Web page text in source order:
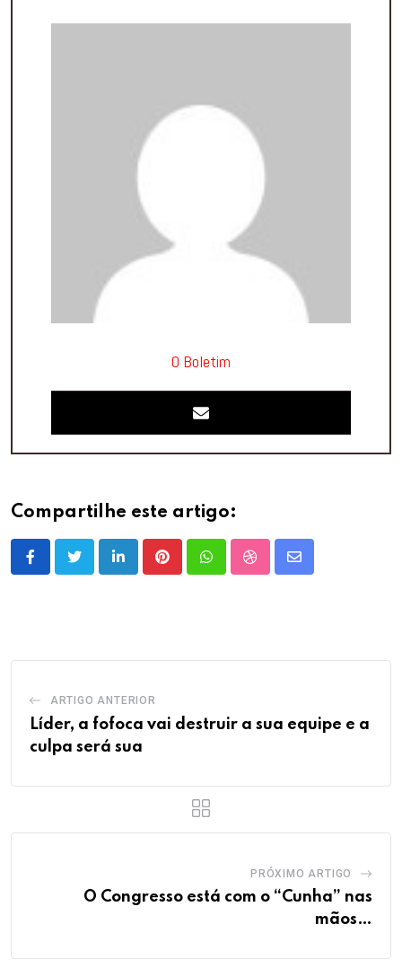
O Boletim
Compartilhe este artigo:
LinkedInPinterestWhatsappStumbleUpon
Share
ARTIGO ANTERIOR
Líder, a fofoca vai destruir a sua equipe e a
culpa será sua
PRÓXIMO ARTIGO
O Congresso está com o “Cunha” nas
mãos…